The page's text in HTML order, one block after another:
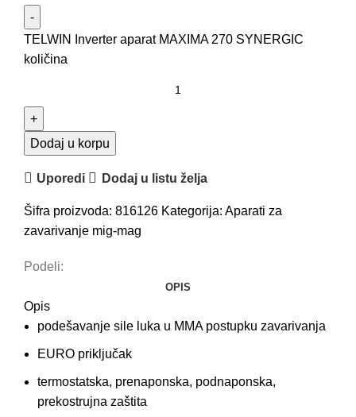
TELWIN Inverter aparat MAXIMA 270 SYNERGIC
količina
Dodaj u korpu
Uporedi Dodaj u listu želja
Šifra proizvoda: 816126 Kategorija: Aparati za
zavarivanje mig-mag
Podeli:
OPIS
Opis
podešavanje sile luka u MMA postupku zavarivanja
EURO priključak
termostatska, prenaponska, podnaponska,
prekostrujna zaštita